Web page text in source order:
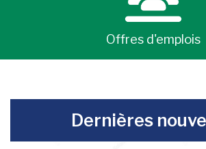
Offres d'emplois
Dernières